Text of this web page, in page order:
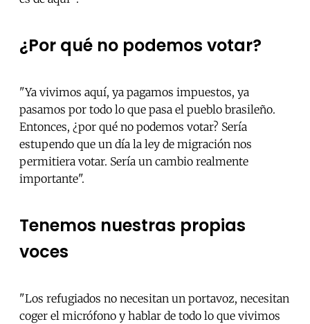
¿Por qué no podemos votar?
"Ya vivimos aquí, ya pagamos impuestos, ya
pasamos por todo lo que pasa el pueblo brasileño.
Entonces, ¿por qué no podemos votar? Sería
estupendo que un día la ley de migración nos
permitiera votar. Sería un cambio realmente
importante".
Tenemos nuestras propias
voces
"Los refugiados no necesitan un portavoz, necesitan
coger el micrófono y hablar de todo lo que vivimos